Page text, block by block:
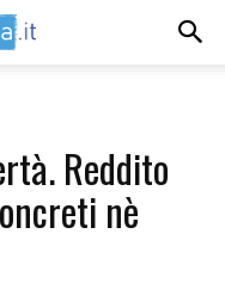
Reddito
nè